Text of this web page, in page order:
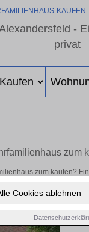
Cookies ablehnen
KAUFEN
-
privat
zum
zum kaufen?
hier finden Sie Ihre